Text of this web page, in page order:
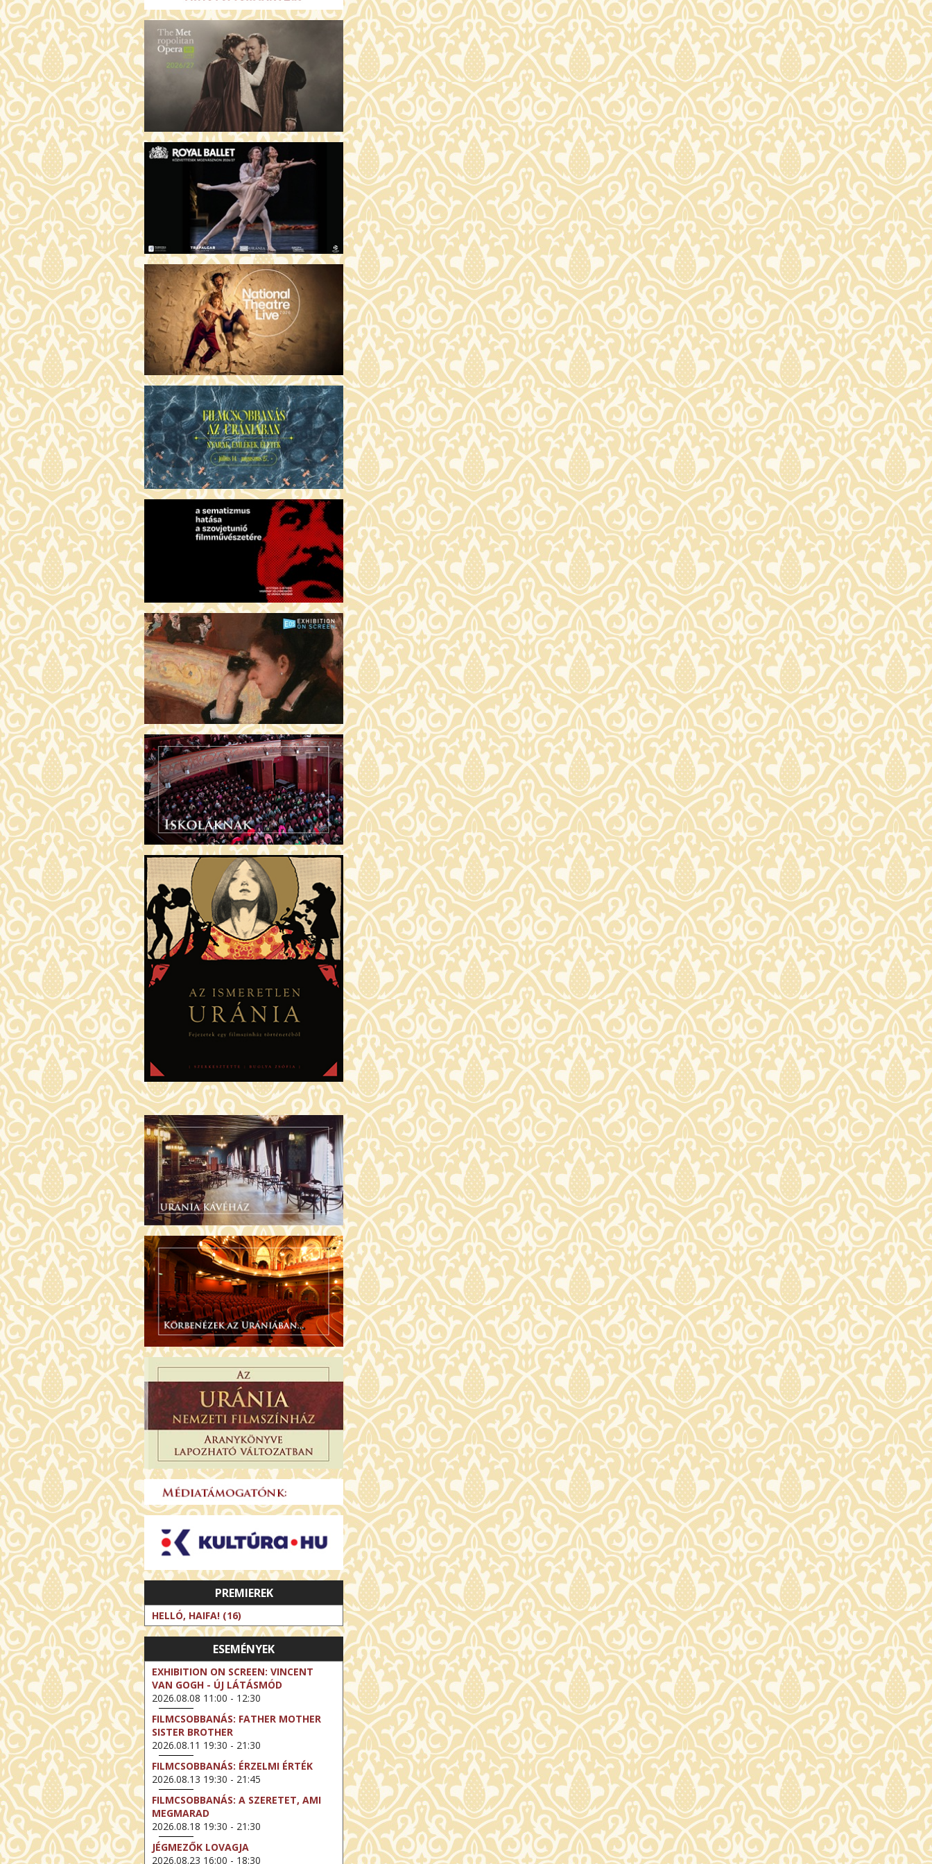
PREMIEREK
HELLÓ, HAIFA! (16)
ESEMÉNYEK
EXHIBITION ON SCREEN: VINCENT
VAN GOGH - ÚJ LÁTÁSMÓD
2026.08.08 11:00 - 12:30
FILMCSOBBANÁS: FATHER MOTHER
SISTER BROTHER
2026.08.11 19:30 - 21:30
FILMCSOBBANÁS: ÉRZELMI ÉRTÉK
2026.08.13 19:30 - 21:45
FILMCSOBBANÁS: A SZERETET, AMI
MEGMARAD
2026.08.18 19:30 - 21:30
JÉGMEZŐK LOVAGJA
2026.08.23 16:00 - 18:30